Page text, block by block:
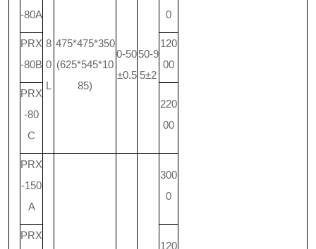
-80A
8
0
L
475*475*350
(625*545*10
85)
0-50
±0.5
50-9
5±2
0
PRX
-80B
120
00
PRX
-80
C
220
00
PRX
-150
A
300
0
PRX
120